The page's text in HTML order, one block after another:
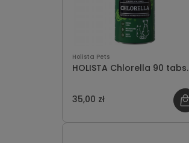
Holista Pets
HOLISTA Chlorella 90 tabs.
35,00 zł